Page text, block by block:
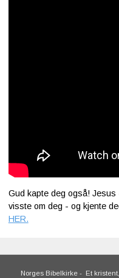
Gud kapte deg også!
visste om deg - og kjente
HER.
Norges Bibelkirke- Et